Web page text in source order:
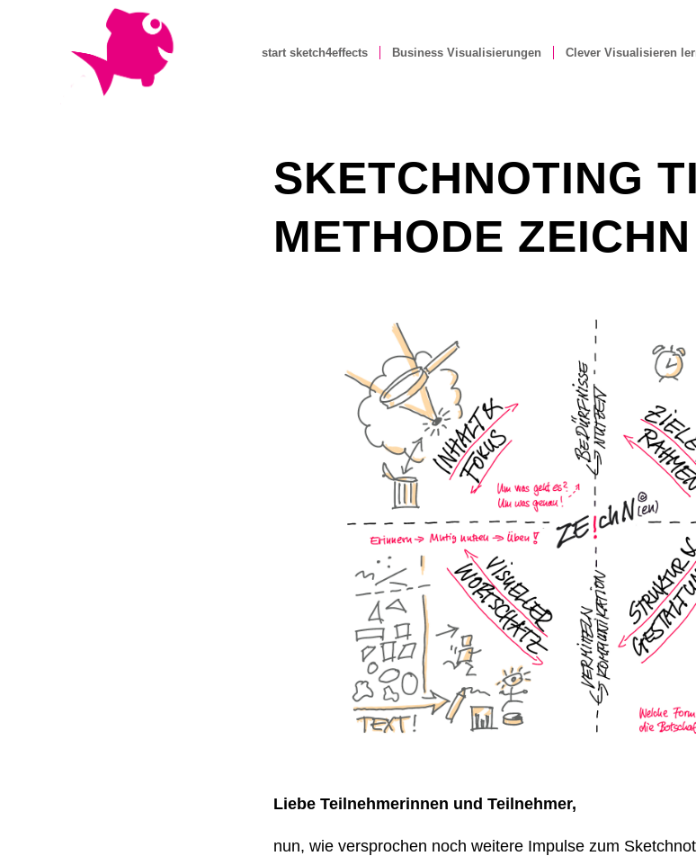
start sketch4effects Business Visualisierungen Clever Visualisieren
SKETCHNOTING
METHODE ZEICHN
Liebe Teilnehmerinnen und Teilnehmer,
nun, wie versprochen noch weitere Impulse zum